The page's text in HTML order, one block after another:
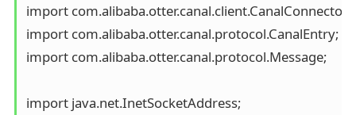
import
import com.alibaba.otter.canal.protocol.CanalEntry;
import com.alibaba.otter.canal.protocol.Message;
import java.net.InetSocketAddress;